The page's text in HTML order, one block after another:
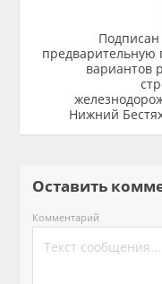
Подписан
предварительную
вариантов
Нижний
Оставить
Комментарий